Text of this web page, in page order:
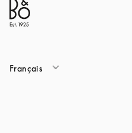
Français